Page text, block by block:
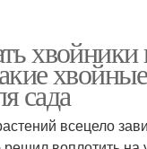
сада
всецело